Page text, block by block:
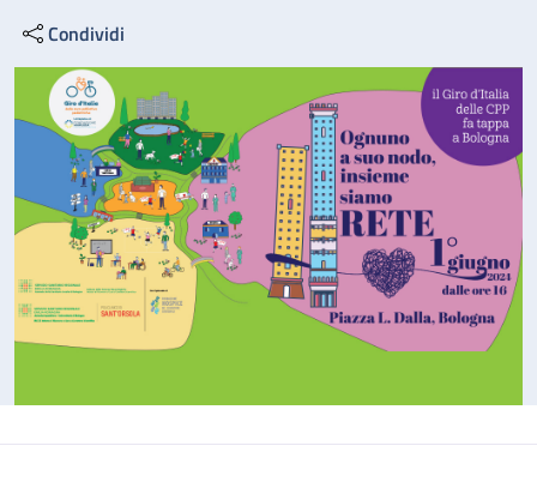
Condividi